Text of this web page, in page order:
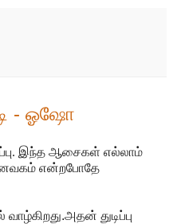
- ஓஷோ
இந்த ஆசைகள் எல்லாம்
என்றபோதே
துடிப்பு